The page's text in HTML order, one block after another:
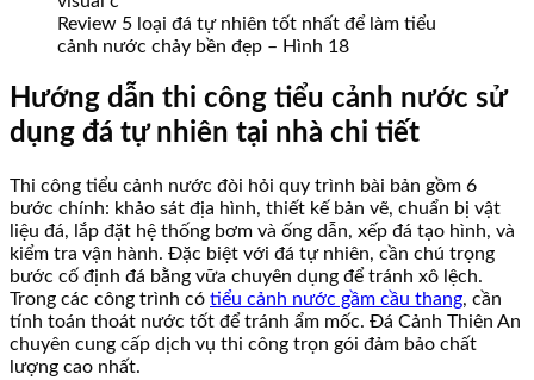
Review 5 loại đá tự nhiên tốt nhất để làm tiểu
cảnh nước chảy bền đẹp – Hình 18
Hướng dẫn thi công tiểu cảnh nước sử
dụng đá tự nhiên tại nhà chi tiết
Thi công tiểu cảnh nước đòi hỏi quy trình bài bản gồm 6
bước chính: khảo sát địa hình, thiết kế bản vẽ, chuẩn bị vật
liệu đá, lắp đặt hệ thống bơm và ống dẫn, xếp đá tạo hình, và
kiểm tra vận hành. Đặc biệt với đá tự nhiên, cần chú trọng
bước cố định đá bằng vữa chuyên dụng để tránh xô lệch.
Trong các công trình có tiểu cảnh nước gầm cầu thang, cần
tính toán thoát nước tốt để tránh ẩm mốc. Đá Cảnh Thiên An
chuyên cung cấp dịch vụ thi công trọn gói đảm bảo chất
lượng cao nhất.